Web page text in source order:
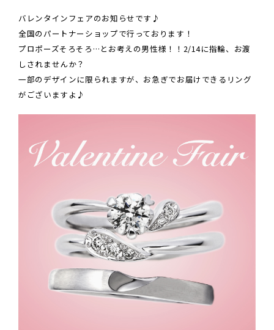
バレンタインフェアのお知らせです♪
全国のパートナーショップで行っております！
プロポーズそろそろ…とお考えの男性様！！2/14に指輪、お渡
しされませんか？
一部のデザインに限られますが、お急ぎでお届けできるリング
がございますよ♪